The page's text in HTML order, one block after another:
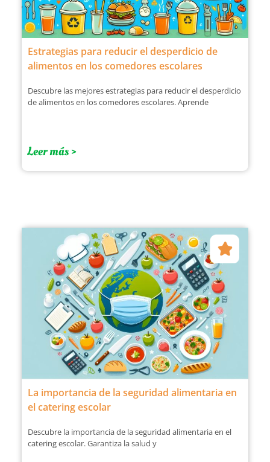
Estrategias para reducir el desperdicio de
alimentos en los comedores escolares
Descubre las mejores estrategias para reducir el desperdicio
de alimentos en los comedores escolares. Aprende
Leer más >
La importancia de la seguridad alimentaria en
el catering escolar
Descubre la importancia de la seguridad alimentaria en el
catering escolar. Garantiza la salud y